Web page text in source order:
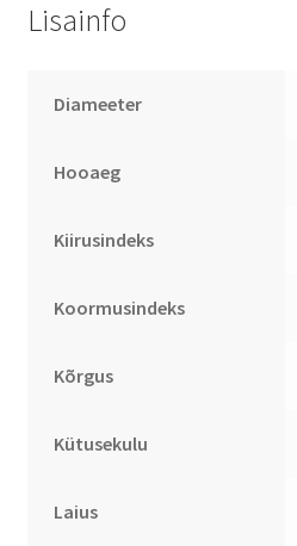
Lisainfo
Diameeter
Hooaeg
Kiirusindeks
Koormusindeks
Kõrgus
Kütusekulu
Laius